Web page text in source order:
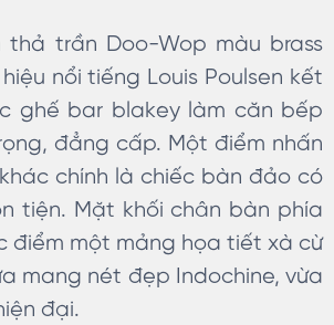
thả trần Doo-Wop màu brass
nổi tiếng Louis Poulsen kết
ghế bar blakey làm căn bếp
đẳng cấp. Một điểm nhấn
chính là chiếc bàn đảo có
tiện. Mặt khối chân bàn phía
điểm một mảng họa tiết xà cừ
mang nét đẹp Indochine, vừa
đại.